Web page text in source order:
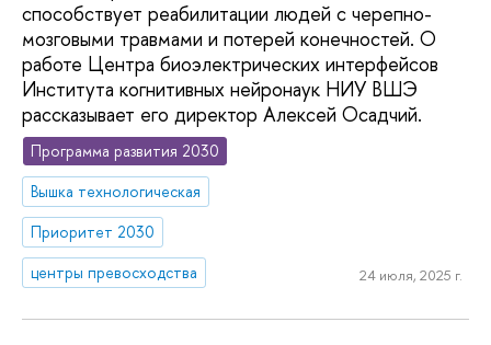
способствует реабилитации людей с черепно-
мозговыми травмами и потерей конечностей. О
работе Центра биоэлектрических интерфейсов
Института когнитивных нейронаук НИУ ВШЭ
рассказывает его директор Алексей Осадчий.
Программа развития 2030
Вышка технологическая
Приоритет 2030
центры превосходства
24 июля, 2025 г.